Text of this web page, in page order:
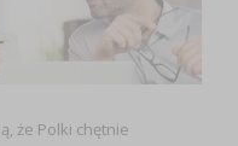
że Polki chętnie